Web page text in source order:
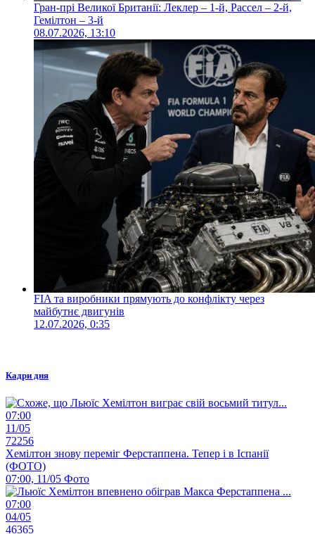
Гран-прі Великої Британії: Леклер – 1-й, Рассел – 2-й,
Гемілтон – 3-й
08.07.2026, 13:10
FIA та виробники прямують до конфлікту через
майбутнє двигунів
12.07.2026, 0:35
Кадри дня
07:00
11/05
72256
Хемілтон знову переміг Ферстаппена. Тепер і в Іспанії
(ФОТО)
07:00, 11/05 Фото
07:00
04/05
46365